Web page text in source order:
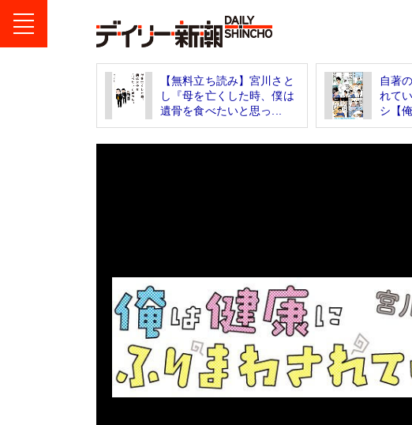
【無料立ち読み】宮川さと
し『母を亡くした時、僕は
遺骨を食べたいと思っ...
自著
れて
シ【